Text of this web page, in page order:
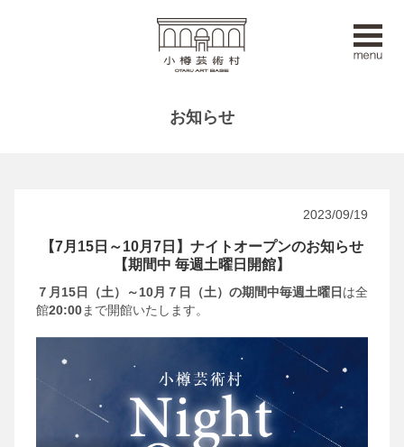
お知らせ
2023/09/19
【7月15日～10月7日】ナイトオープンのお知らせ
【期間中 毎週土曜日開館】
７月15日（土）～10月７日（土）の期間中毎週土曜日 は全
館20:00まで開館いたします。